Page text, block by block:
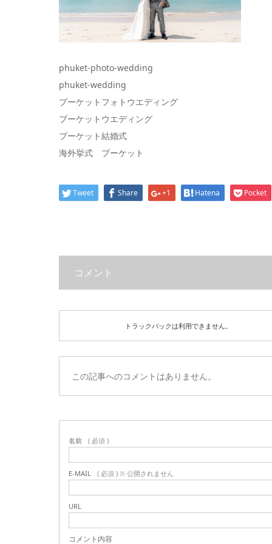
phuket-photo-wedding
phuket-wedding
プーケットフォトウエディング
プーケットウエディング
プーケット結婚式
海外挙式 プーケット
Tweet Share +1 Hatena Pocket
コメント
トラックバックは利用できません。
この記事へのコメントはありません。
名前 ( 必須 )
E-MAIL ( 必須 ) ※ 公開されません
URL
コメント内容